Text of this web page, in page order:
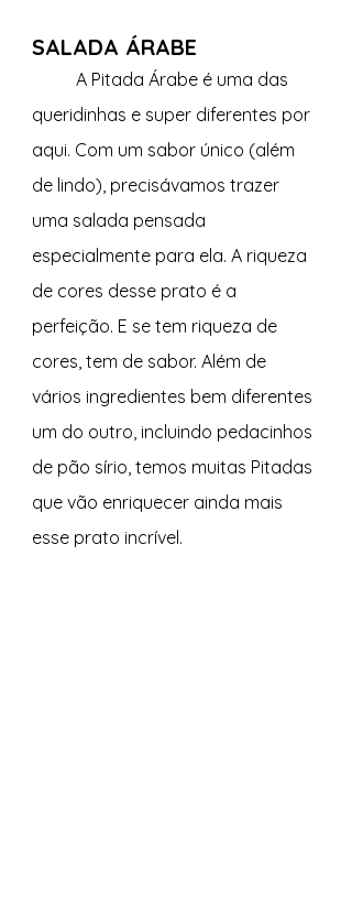
SALADA ÁRABE
A Pitada Árabe é uma das
queridinhas e super diferentes por
aqui. Com um sabor único (além
de lindo), precisávamos trazer
uma salada pensada
especialmente para ela. A riqueza
de cores desse prato é a
perfeição. E se tem riqueza de
cores, tem de sabor. Além de
vários ingredientes bem diferentes
um do outro, incluindo pedacinhos
de pão sírio, temos muitas Pitadas
que vão enriquecer ainda mais
esse prato incrível.